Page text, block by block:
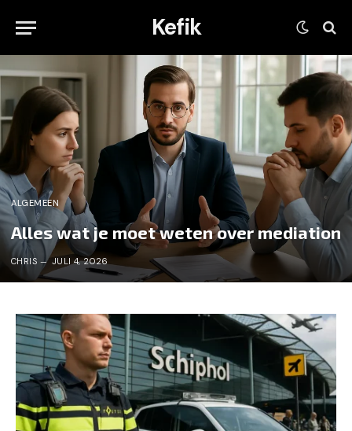
Kefik
ALGEMEEN
Alles wat je moet weten over mediation
CHRIS JULI 4, 2026